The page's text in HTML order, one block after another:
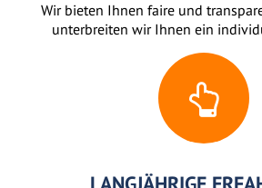
Wir bieten Ihnen faire und
unterbreiten wir Ihnen ein